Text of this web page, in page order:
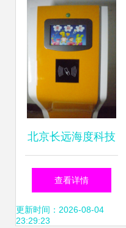
产供应商_其他门
禁考勤器材及系统
尽在搜了网
北京长远海度科技
幼儿园立式多媒体
接送机系统价格优
查看详情
更新时间：2026-08-04
23:29:23